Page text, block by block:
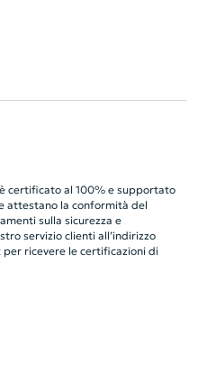
certificato al 100% e supportato
attestano la conformità del
sulla sicurezza e
servizio clienti all’indirizzo
per ricevere le certificazioni di